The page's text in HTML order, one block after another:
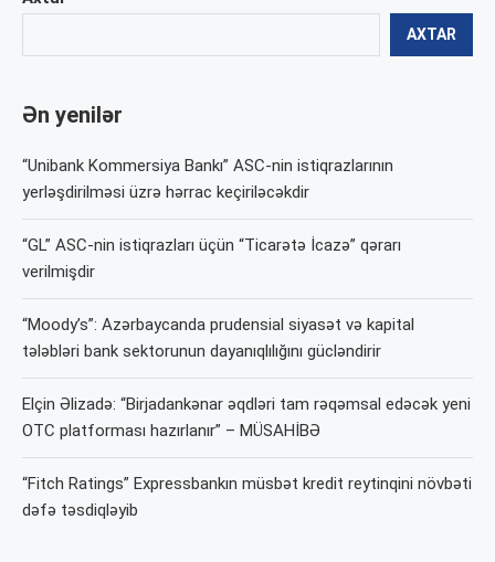
AXTAR
Ən yenilər
“Unibank Kommersiya Bankı” ASC-nin istiqrazlarının
yerləşdirilməsi üzrə hərrac keçiriləcəkdir
“GL” ASC-nin istiqrazları üçün “Ticarətə İcazə” qərarı
verilmişdir
“Moody’s”: Azərbaycanda prudensial siyasət və kapital
tələbləri bank sektorunun dayanıqlılığını gücləndirir
Elçin Əlizadə: “Birjadankənar əqdləri tam rəqəmsal edəcək yeni
OTC platforması hazırlanır” – MÜSAHİBƏ
“Fitch Ratings” Expressbankın müsbət kredit reytinqini növbəti
dəfə təsdiqləyib